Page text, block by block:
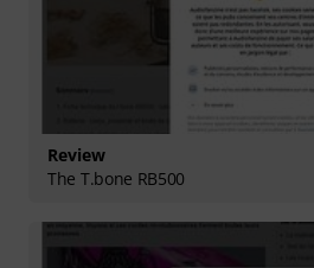
Review
The T.bone RB500